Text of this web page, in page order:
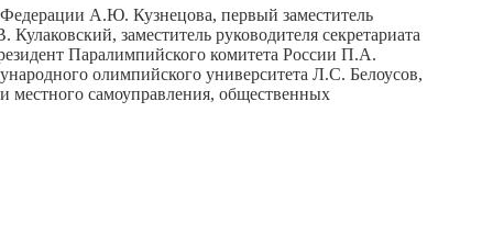
Федерации А.Ю. Кузнецова, первый заместитель
заместитель руководителя секретариата
Паралимпийского комитета России П.А.
олимпийского университета Л.С. Белоусов,
местного самоуправления, общественных